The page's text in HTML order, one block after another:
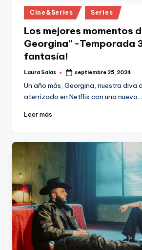
Publicado
en
Cine&Series Series
Los mejores momentos
Georgina” -Temporada
fantasía!
Publicado
Laura Salas septiembre 25, 2024
Un año más, Georgina, nuestra diva
aterrizado en Netflix con una nueva…
Leer más